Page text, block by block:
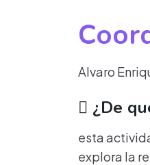
Alvaro
¿De
esta
explora la